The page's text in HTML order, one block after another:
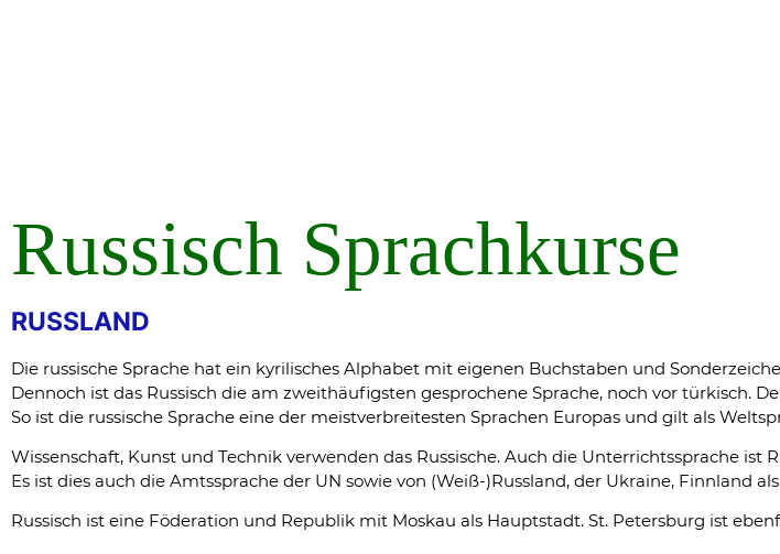
Russisch Sprachkurse
RUSSLAND
Die russische Sprache hat ein kyrilisches Alphabet mit eigenen Buchstaben und
Dennoch ist das Russisch die am zweithäufigsten gesprochene Sprache, noch vor türkisch.
So ist die russische Sprache eine der meistverbreitesten Sprachen Europas und gilt als
Wissenschaft, Kunst und Technik verwenden das Russische. Auch die Unterrichtssprache ist
Es ist dies auch die Amtssprache der UN sowie von (Weiß-)Russland, der Ukraine, Finnland
Russisch ist eine Föderation und Republik mit Moskau als Hauptstadt. St. Petersburg ist